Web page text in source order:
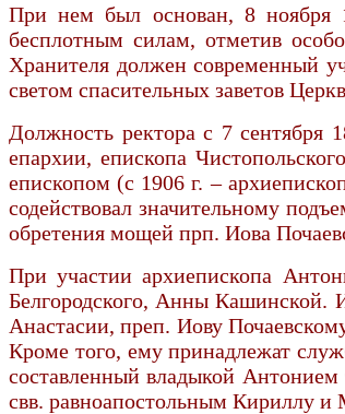
При нем был основан, 8 ноября
бесплотным силам, отметив
Хранителя должен современный
светом спасительных заветов
Должность ректора с 7 сентября
епархии, епископа
епископом (с 1906 г. –
содействовал значительному
обретения мощей прп. Иова
При участии архиепископа
Белгородского, Анны Кашинской.
Анастасии, преп. Иову
Кроме того, ему принадлежат
составленный владыкой Антонием
свв. равноапостольным Кириллу